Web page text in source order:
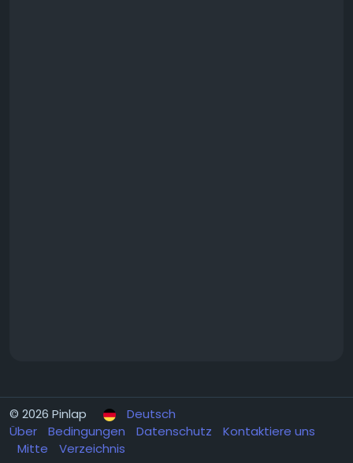
© 2026 Pinlap
Deutsch
Über
Bedingungen Datenschutz
Kontaktiere uns
Mitte
Verzeichnis